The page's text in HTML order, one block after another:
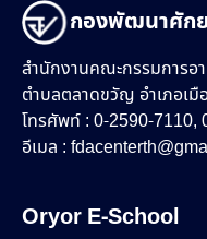
กองพัฒนาศัก
สำนักงานคณะกรรมการอ
ตำบลตลาดขวัญ อำเภอเ
โทรศัพท์ : 0-2590-7110,
อีเมล :
Oryor E-School